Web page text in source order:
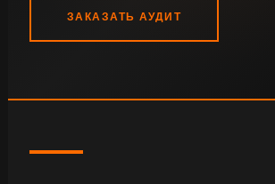
ЗАКАЗАТЬ АУДИТ